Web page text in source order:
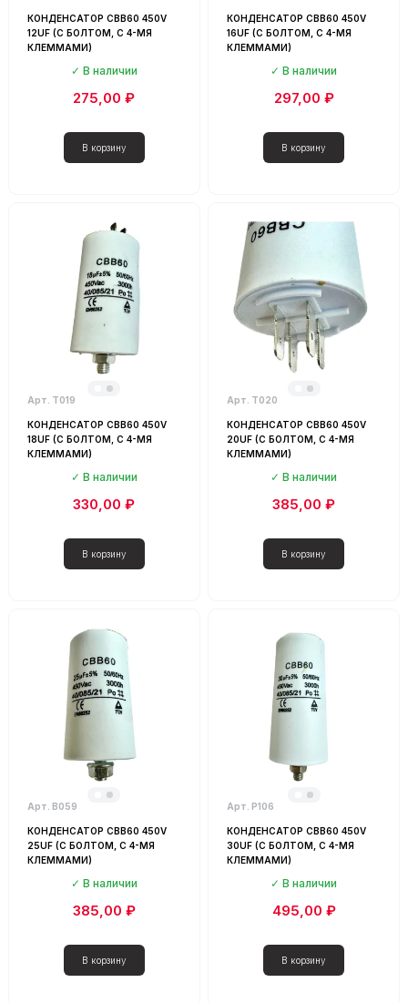
КОНДЕНСАТОР CBB60 450V
12UF (С БОЛТОМ, С 4-МЯ
КЛЕММАМИ)
В наличии
275,00 ₽
КОНДЕНСАТОР CBB60 450V
16UF (С БОЛТОМ, С 4-МЯ
КЛЕММАМИ)
В наличии
297,00 ₽
Арт. Т019
КОНДЕНСАТОР CBB60 450V
18UF (С БОЛТОМ, С 4-МЯ
КЛЕММАМИ)
В наличии
330,00 ₽
Арт. Т020
КОНДЕНСАТОР CBB60 450V
20UF (С БОЛТОМ, С 4-МЯ
КЛЕММАМИ)
В наличии
385,00 ₽
Арт. В059
КОНДЕНСАТОР CBB60 450V
25UF (С БОЛТОМ, С 4-МЯ
КЛЕММАМИ)
В наличии
385,00 ₽
Арт. Р106
КОНДЕНСАТОР CBB60 450V
30UF (С БОЛТОМ, С 4-МЯ
КЛЕММАМИ)
В наличии
495,00 ₽